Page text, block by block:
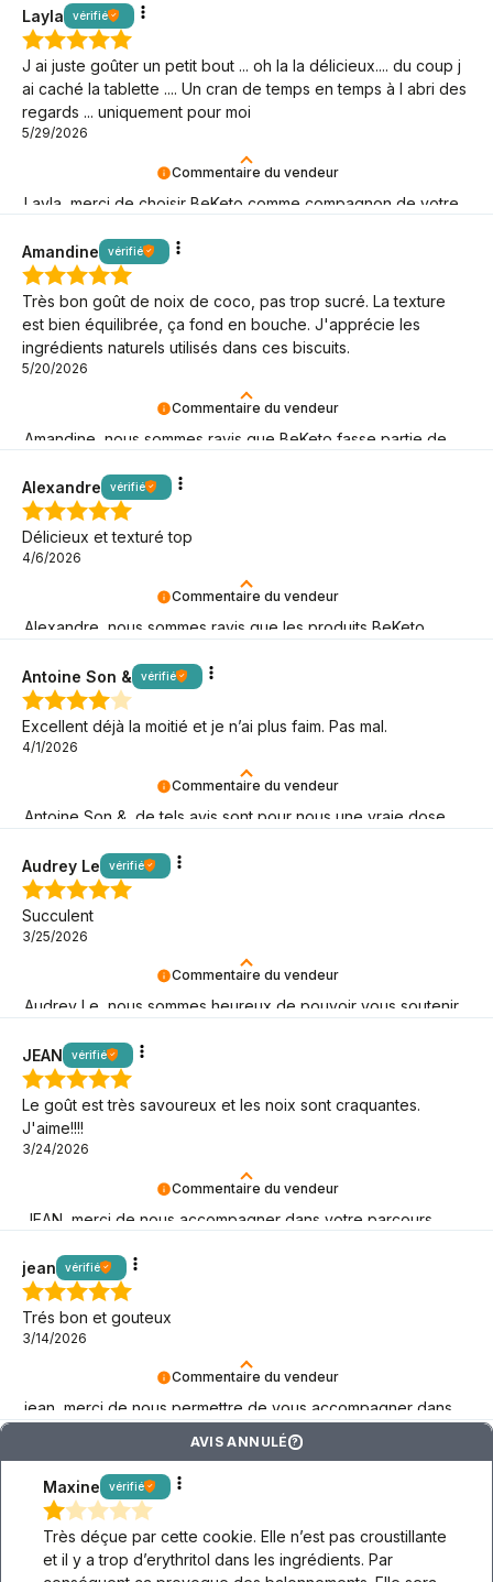
Commentaire du vendeur
Layla, merci de choisir BeKeto comme compagnon de votre
Layla vérifié
J ai juste goûter un petit bout ... oh la la délicieux.... du coup j
ai caché la tablette .... Un cran de temps en temps à l abri des
regards ... uniquement pour moi
5/29/2026
Commentaire du vendeur
Amandine, nous sommes ravis que BeKeto fasse partie de
Amandine vérifié
Très bon goût de noix de coco, pas trop sucré. La texture
est bien équilibrée, ça fond en bouche. J'apprécie les
ingrédients naturels utilisés dans ces biscuits.
5/20/2026
Commentaire du vendeur
Alexandre, nous sommes ravis que les produits BeKeto
Alexandre vérifié
Délicieux et texturé top
4/6/2026
Commentaire du vendeur
Antoine Son &, de tels avis sont pour nous une vraie dose
Antoine Son & vérifié
Excellent déjà la moitié et je n’ai plus faim. Pas mal.
4/1/2026
Commentaire du vendeur
Audrey Le, nous sommes heureux de pouvoir vous soutenir
Audrey Le vérifié
Succulent
3/25/2026
Commentaire du vendeur
JEAN, merci de nous accompagner dans votre parcours
JEAN vérifié
Le goût est très savoureux et les noix sont craquantes.
J'aime!!!!
3/24/2026
Commentaire du vendeur
jean, merci de nous permettre de vous accompagner dans
votre style de vie à faible teneur en glucides !
jean vérifié
Trés bon et gouteux
3/14/2026
AVIS ANNULÉ ?
Maxine vérifié
Très déçue par cette cookie. Elle n’est pas croustillante
et il y a trop d’erythritol dans les ingrédients. Par